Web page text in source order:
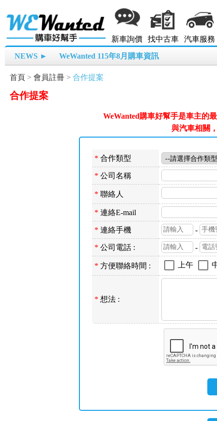
新車詢價 找中古車 汽車服務
NEWS ► WeWanted 115年8月購車資訊
首頁 > 會員註冊 > 合作提案
合作提案
WeWanted購車好幫手是車主的
與汽車相關
* 合作類型
* 公司名稱
* 聯絡人
* 連絡E-mail
* 連絡手機 -
* 公司電話 : -
* 方便聯絡時間 : 上午
* 想法 :